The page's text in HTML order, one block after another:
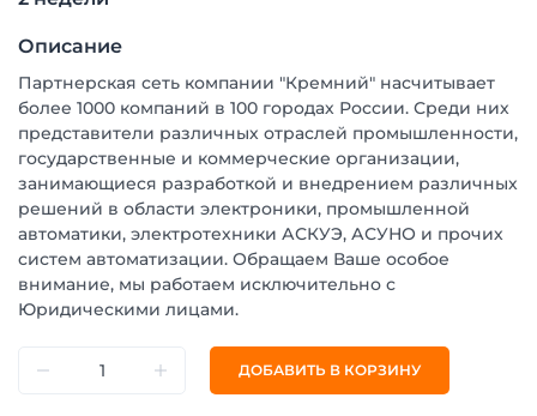
Описание
Партнерская сеть компании "Кремний" насчитывает
более 1000 компаний в 100 городах России. Среди них
представители различных отраслей промышленности,
государственные и коммерческие организации,
занимающиеся разработкой и внедрением различных
решений в области электроники, промышленной
автоматики, электротехники АСКУЭ, АСУНО и прочих
систем автоматизации. Обращаем Ваше особое
внимание, мы работаем исключительно с
Юридическими лицами.
ДОБАВИТЬ В КОРЗИНУ